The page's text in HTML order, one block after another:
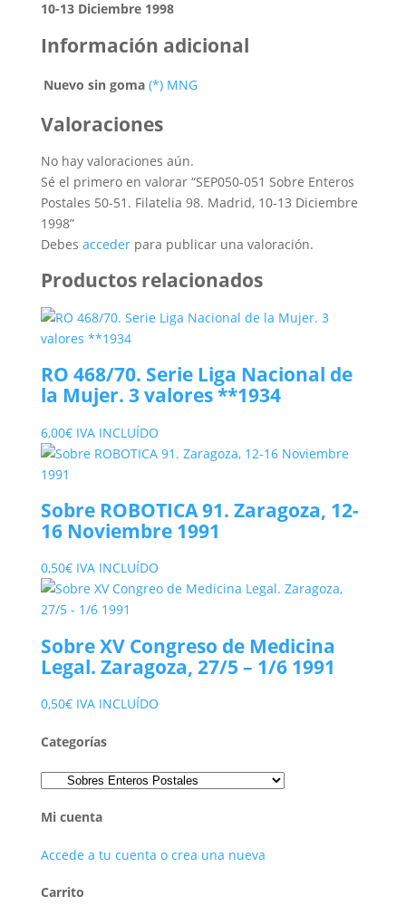
10-13 Diciembre 1998
Información adicional
Nuevo sin goma (*) MNG
Valoraciones
No hay valoraciones aún.
Sé el primero en valorar “SEP050-051 Sobre Enteros
Postales 50-51. Filatelia 98. Madrid, 10-13 Diciembre
1998”
Debes accederpara publicar una valoración.
Productos relacionados
RO 468/70. Serie Liga Nacional de
la Mujer. 3 valores **1934
6,00€ IVA INCLUÍDO
Sobre ROBOTICA 91. Zaragoza, 12-
16 Noviembre 1991
0,50€ IVA INCLUÍDO
Sobre XV Congreso de Medicina
Legal. Zaragoza, 27/5 – 1/6 1991
0,50€ IVA INCLUÍDO
Categorías
Mi cuenta
Accede a tu cuenta o crea una nueva
Carrito